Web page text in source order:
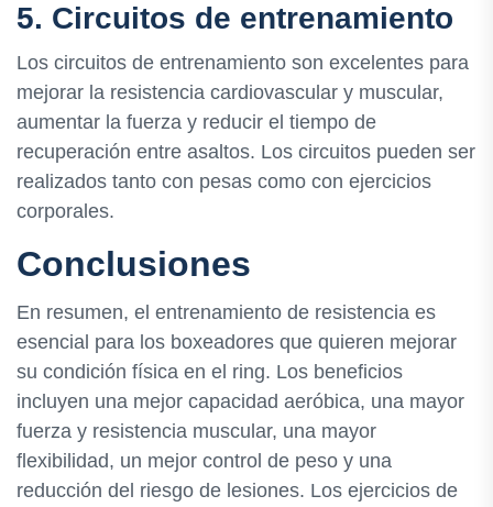
5. Circuitos de entrenamiento
Los circuitos de entrenamiento son excelentes para
mejorar la resistencia cardiovascular y muscular,
aumentar la fuerza y reducir el tiempo de
recuperación entre asaltos. Los circuitos pueden ser
realizados tanto con pesas como con ejercicios
corporales.
Conclusiones
En resumen, el entrenamiento de resistencia es
esencial para los boxeadores que quieren mejorar
su condición física en el ring. Los beneficios
incluyen una mejor capacidad aeróbica, una mayor
fuerza y resistencia muscular, una mayor
flexibilidad, un mejor control de peso y una
reducción del riesgo de lesiones. Los ejercicios de